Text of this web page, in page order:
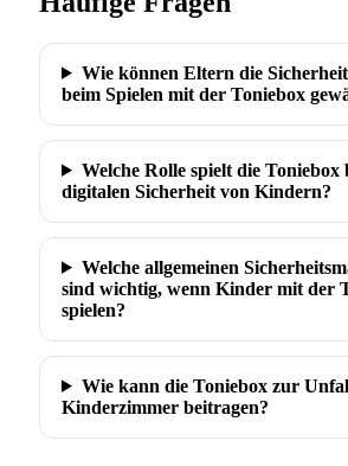
Wie können Eltern die
beim Spielen mit der Toniebox
Welche Rolle spielt die Toniebox
digitalen Sicherheit von Kindern?
Welche allgemeinen
sind wichtig, wenn Kinder mit der
spielen?
Wie kann die Toniebox zur
Kinderzimmer beitragen?